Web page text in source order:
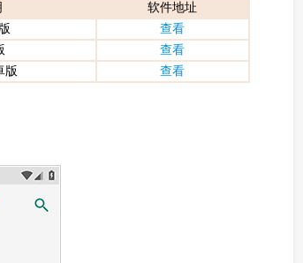
软件地址
查看
查看
版 查看